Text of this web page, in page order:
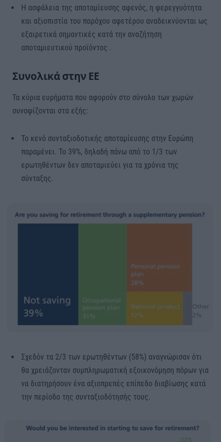
Η ασφάλεια της αποταμίευσης αφενός, η φερεγγυότητα
και αξιοπιστία του παρόχου αφετέρου αναδεικνύονται ως
εξαιρετικά σημαντικές κατά την αναζήτηση
αποταμιευτικού προϊόντος .
Συνολικά στην ΕΕ
Τα κύρια ευρήματα που αφορούν στο σύνολο των χωρών
συνοψίζονται στα εξής:
Το κενό συνταξιοδοτικής αποταμίευσης στην Ευρώπη
παραμένει. Το 39%, δηλαδή πάνω από το 1/3 των
ερωτηθέντων δεν αποταμιεύει για τα χρόνια της
σύνταξης.
Σχεδόν τα 2/3 των ερωτηθέντων (58%) αναγνώρισαν ότι
θα χρειάζονταν συμπληρωματική εξοικονόμηση πόρων για
να διατηρήσουν ένα αξιοπρεπές επίπεδο διαβίωσης κατά
την περίοδο της συνταξιοδότησής τους.